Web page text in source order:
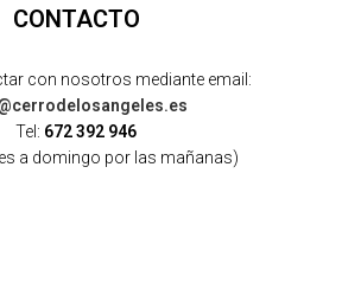
CONTACTO
con nosotros mediante email:
Tel: 672 392 946
a domingo por las mañanas)